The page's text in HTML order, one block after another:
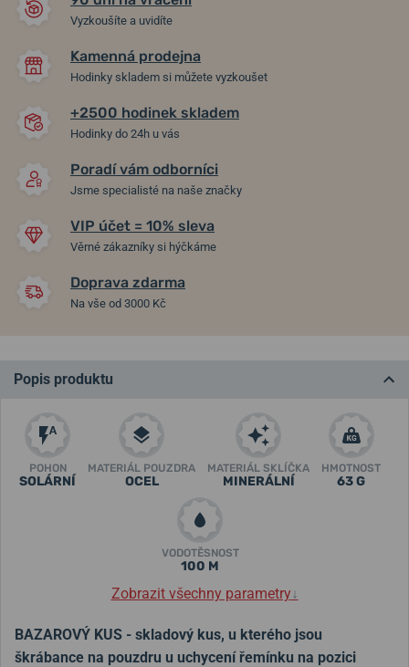
Vyzkoušíte a uvidíte
Kamenná prodejna
Hodinky skladem si můžete vyzkoušet
+2500 hodinek skladem
Hodinky do 24h u vás
Poradí vám odborníci
Jsme specialisté na naše značky
VIP účet = 10% sleva
Věrné zákazníky si hýčkáme
Doprava zdarma
Na vše od 3000 Kč
Popis produktu
POHON
SOLÁRNÍ
MATERIÁL POUZDRA
OCEL
MATERIÁL SKLÍČKA
MINERÁLNÍ
HMOTNOST
63 G
VODOTĚSNOST
100 M
Zobrazit všechny parametry↓
BAZAROVÝ KUS - skladový kus, u kterého jsou
škrábance na pouzdru u uchycení řemínku na pozici